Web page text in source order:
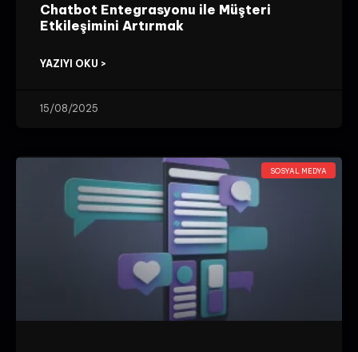
Chatbot Entegrasyonu ile Müşteri
Etkileşimini Artırmak
YAZIYI OKU >
15/08/2025
SOSYAL MEDYA